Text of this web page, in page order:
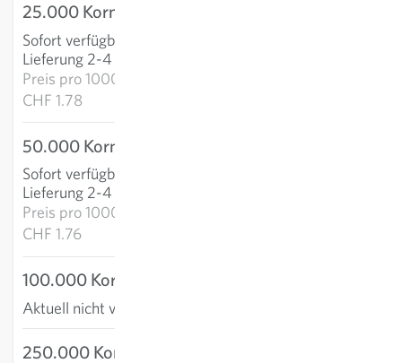
25.000 Korn (präzi)
Sofort verfügbar
Lieferung 2-4 Tage
Preis pro1000k:
CHF 1.78
50.000 Korn (präzi)
Sofort verfügbar
Lieferung 2-4 Tage
Preis pro1000k:
CHF 1.76
100.000 Korn (präzi)
Aktuell nicht verfügbar
250.000 Korn (präzi)